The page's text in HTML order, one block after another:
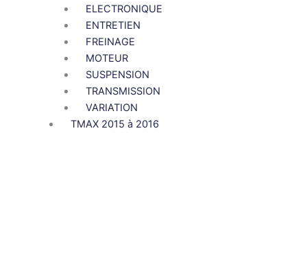
ELECTRONIQUE
ENTRETIEN
FREINAGE
MOTEUR
SUSPENSION
TRANSMISSION
VARIATION
TMAX 2015 à 2016